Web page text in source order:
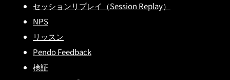
セッションリプレイ（Session Replay）
NPS
リッスン
Pendo Feedback
検証